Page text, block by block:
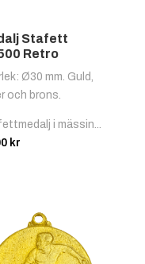
Stafett
Retro
Ø30 mm. Guld,
och brons.
i mässin...
kr